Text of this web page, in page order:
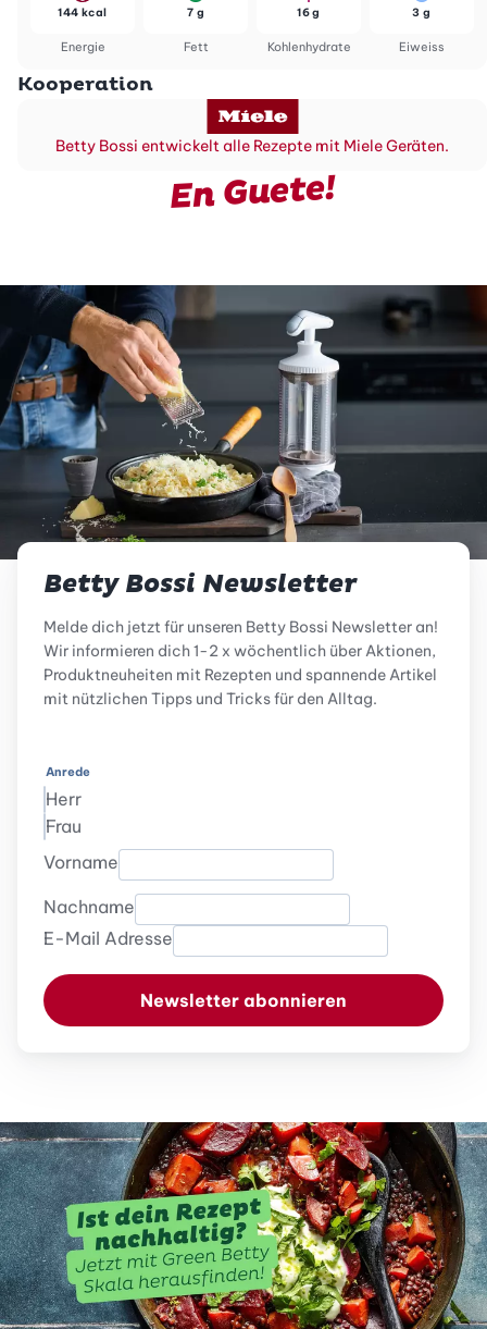
Energie
144 kcal
Fett
7 g
Kohlenhydrate
16 g
Eiweiss
3 g
Kooperation
Betty Bossi entwickelt alle Rezepte mit Miele Geräten.
En Guete!
Betty Bossi Newsletter
Melde dich jetzt für unseren Betty Bossi Newsletter an!
Wir informieren dich 1-2 x wöchentlich über Aktionen,
Produktneuheiten mit Rezepten und spannende Artikel
mit nützlichen Tipps und Tricks für den Alltag.
Anrede
Herr
Frau
Vorname
Nachname
E-Mail Adresse
Newsletter abonnieren